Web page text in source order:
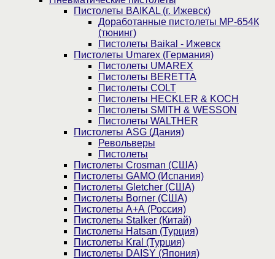
Пистолеты BAIKAL (г. Ижевск)
Доработанные пистолеты МР-654К
(тюнинг)
Пистолеты Baikal - Ижевск
Пистолеты Umarex (Германия)
Пистолеты UMAREX
Пистолеты BERETTA
Пистолеты COLT
Пистолеты HECKLER & KOCH
Пистолеты SMITH & WESSON
Пистолеты WALTHER
Пистолеты ASG (Дания)
Револьверы
Пистолеты
Пистолеты Crosman (США)
Пистолеты GAMO (Испания)
Пистолеты Gletcher (США)
Пистолеты Borner (США)
Пистолеты А+А (Россия)
Пистолеты Stalker (Китай)
Пистолеты Hatsan (Турция)
Пистолеты Kral (Турция)
Пистолеты DAISY (Япония)